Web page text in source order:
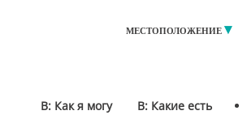
МЕСТОПОЛОЖЕНИЕ
B: Как я могу
B: Какие есть